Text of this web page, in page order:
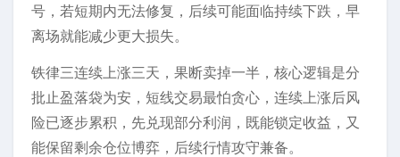
号，若短期内无法修复，后续可能面临持续下跌，早
离场就能减少更大损失。
铁律三连续上涨三天，果断卖掉一半，核心逻辑是分
批止盈落袋为安，短线交易最怕贪心，连续上涨后风
险已逐步累积，先兑现部分利润，既能锁定收益，又
能保留剩余仓位博弈，后续行情攻守兼备。